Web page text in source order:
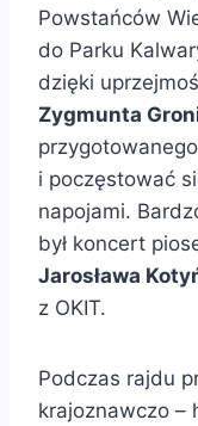
Powstańców
do Parku
dzięki
Zygmunta
i poczęstować
napojami.
był koncert
Jarosława
z OKIT.
Podczas rajdu
krajoznawczo –